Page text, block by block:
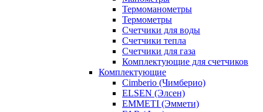
Термоманометры
Термометры
Счетчики для воды
Счетчики тепла
Счетчики для газа
Комплектующие для счетчиков
Комплектующие
Cimberio (Чимберио)
ELSEN (Элсен)
EMMETI (Эммети)